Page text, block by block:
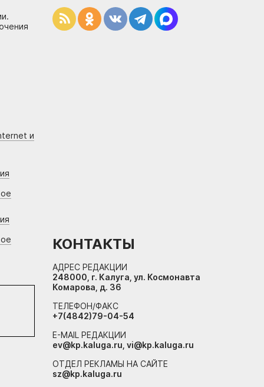
и
КОНТАКТЫ
АДРЕС РЕДАКЦИИ
248000, г. Калуга, ул. Космонавта
Комарова, д. 36
ТЕЛЕФОН/ФАКС
+7(4842)79-04-54
E-MAIL РЕДАКЦИИ
ev@kp.kaluga.ru, vi@kp.kaluga.ru
ОТДЕЛ РЕКЛАМЫ НА САЙТЕ
sz@kp.kaluga.ru